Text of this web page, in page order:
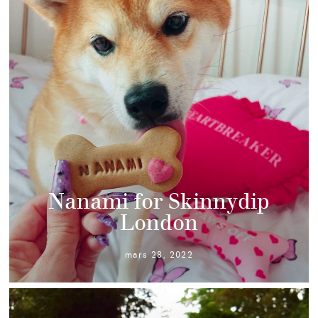
Nanami for Skinnydip
London
mars 28, 2022